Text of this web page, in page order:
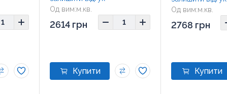
Од вим:м.кв.
2614 грн
Од вим:м.кв.
2768 грн